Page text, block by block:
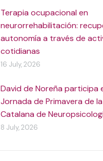
Terapia ocupacional en
neurorrehabilitación:
autonomía a través de
cotidianas
16 July, 2026
David de Noreña participa
Jornada de Primavera de
Catalana de
8 July, 2026